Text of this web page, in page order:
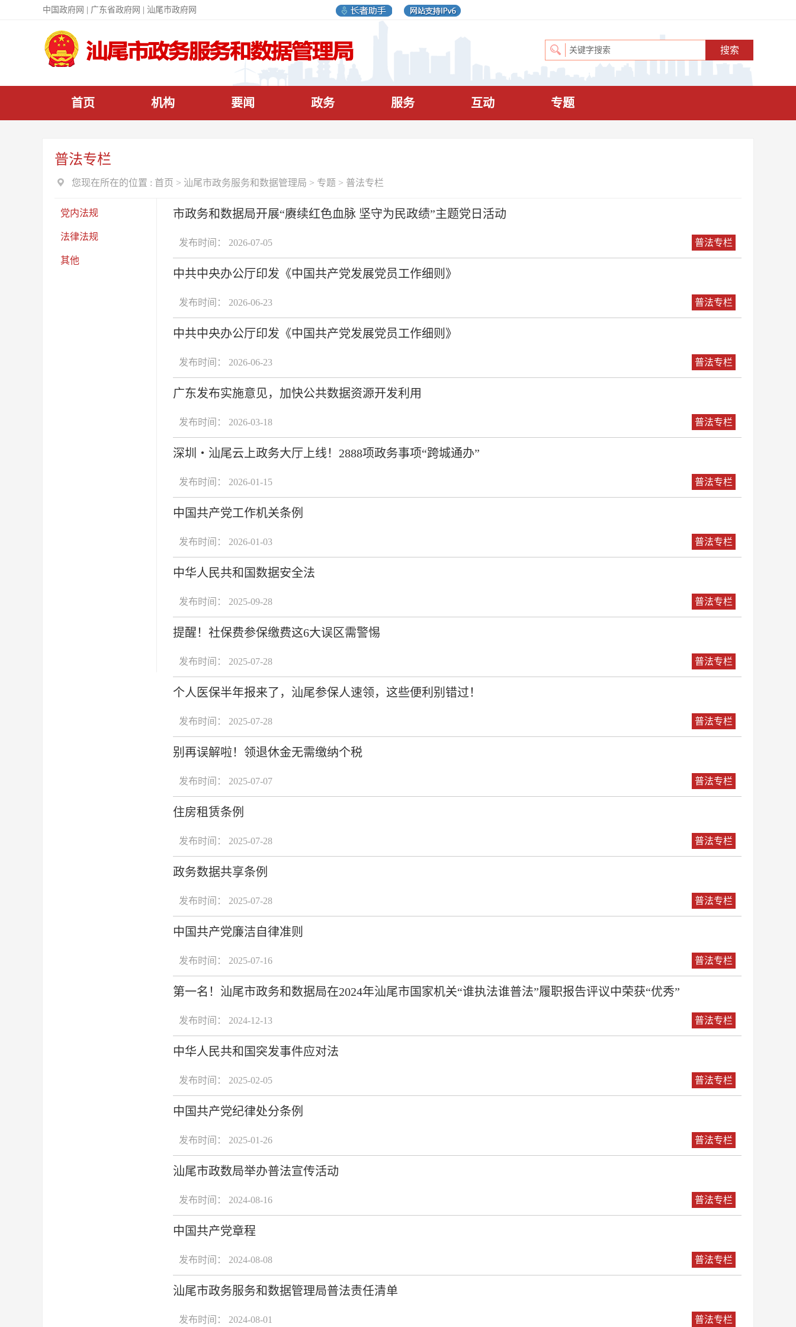
中国政府网 | 广东省政府网 | 汕尾市政府网
首页 机构 要闻 政务 服务 互动 专题
普法专栏
您现在所在的位置 : 首页 > 汕尾市政务服务和数据管理局 > 专题 > 普法专栏
党内法规
法律法规
其他
市政务和数据局开展“赓续红色血脉 坚守为民政绩”主题党日活动
发布时间： 2026-07-05 普法专栏
中共中央办公厅印发《中国共产党发展党员工作细则》
发布时间： 2026-06-23 普法专栏
中共中央办公厅印发《中国共产党发展党员工作细则》
发布时间： 2026-06-23 普法专栏
广东发布实施意见，加快公共数据资源开发利用
发布时间： 2026-03-18 普法专栏
深圳・汕尾云上政务大厅上线！2888项政务事项“跨城通办”
发布时间： 2026-01-15 普法专栏
中国共产党工作机关条例
发布时间： 2026-01-03 普法专栏
中华人民共和国数据安全法
发布时间： 2025-09-28 普法专栏
提醒！社保费参保缴费这6大误区需警惕
发布时间： 2025-07-28 普法专栏
个人医保半年报来了，汕尾参保人速领，这些便利别错过！
发布时间： 2025-07-28 普法专栏
别再误解啦！领退休金无需缴纳个税
发布时间： 2025-07-07 普法专栏
住房租赁条例
发布时间： 2025-07-28 普法专栏
政务数据共享条例
发布时间： 2025-07-28 普法专栏
中国共产党廉洁自律准则
发布时间： 2025-07-16 普法专栏
第一名！汕尾市政务和数据局在2024年汕尾市国家机关“谁执法谁普法”履职报告评议中荣获“优秀”
发布时间： 2024-12-13 普法专栏
中华人民共和国突发事件应对法
发布时间： 2025-02-05 普法专栏
中国共产党纪律处分条例
发布时间： 2025-01-26 普法专栏
汕尾市政数局举办普法宣传活动
发布时间： 2024-08-16 普法专栏
中国共产党章程
发布时间： 2024-08-08 普法专栏
汕尾市政务服务和数据管理局普法责任清单
发布时间： 2024-08-01 普法专栏